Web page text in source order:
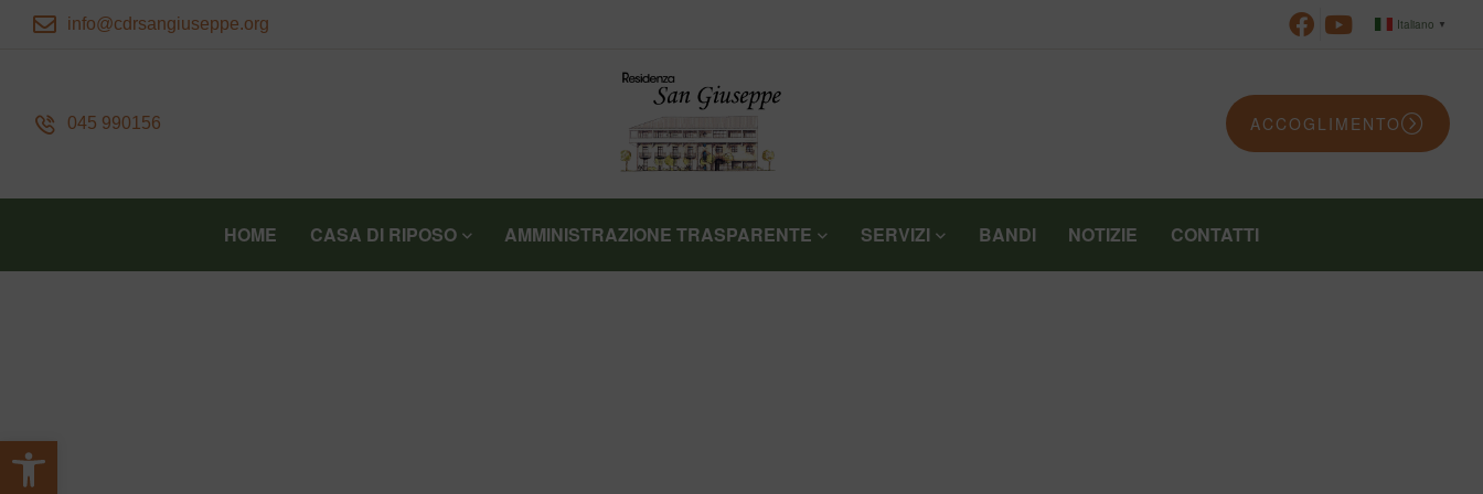
Apri la barra degli strumenti
info@cdrsangiuseppe.org Italiano ▼
045 990156 ACCOGLIMENTO
HOME CASA DI RIPOSO AMMINISTRAZIONE TRASPARENTE SERVIZI BANDI NOTIZIE CONTATTI